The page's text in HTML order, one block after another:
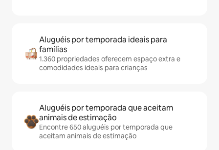
Aluguéis por temporada ideais para
famílias
1.360 propriedades oferecem espaço extra e
comodidades ideais para crianças
Aluguéis por temporada que aceitam
animais de estimação
Encontre 650 aluguéis por temporada que
aceitam animais de estimação